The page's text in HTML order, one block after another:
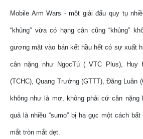
Mobile Arm Wars - một giải đấu quy tụ
“khủng” vừa có hạng cân cũng “khủng”
gương mặt vào bán kết hầu hết có sự xuất
cân nặng như NgọcTú ( VTC Plus), Huy
(TCHC), Quang Trường (GTTT), Đăng Luân
không như là mơ, không phải cứ cân
quả là nhiều “sumo” bị hạ gục một cách
mắt tròn mắt dẹt.